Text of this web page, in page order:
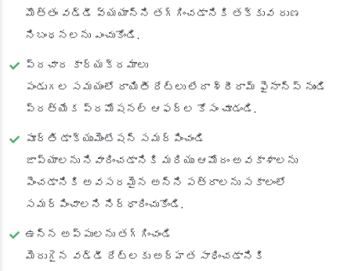
మొత్తం వడ్డీ వ్యయాన్ని తగ్గించడానికి తక్కువ రుణ
నిబంధనలను ఎంచుకోండి.
ప్రచార కార్యక్రమాలు
పండుగల సమయంలో రాయితీ రేట్లు లేదా శ్రీరామ్ ఫైనాన్స్ నుండి
ప్రత్యేక ప్రమోషనల్ ఆఫర్ల కోసం చూడండి.
పూర్తి డాక్యుమెంటేషన్ సమర్పించండి
జాప్యాలను నివారించడానికి మరియు ఆమోదం అవకాశాలను
పెంచడానికి అవసరమైన అన్ని పత్రాలను సకాలంలో
సమర్పించాలని నిర్ధారించుకోండి.
ఉన్న అప్పులను తగ్గించండి
మెరుగైన వడ్డీ రేట్లకు అర్హత సాధించడానికి